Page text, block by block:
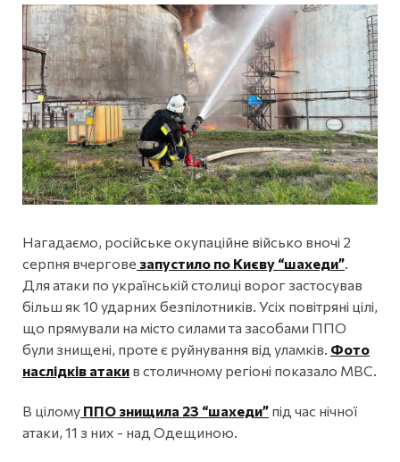
Нагадаємо, російське окупаційне військо вночі 2
серпня вчергове запустило по Києву “шахеди”.
Для атаки по українській столиці ворог застосував
більш як 10 ударних безпілотників. Усіх повітряні цілі,
що прямували на місто силами та засобами ППО
були знищені, проте є руйнування від уламків. Фото
наслідків атаки в столичному регіоні показало МВС.
В цілому ППО знищила 23 “шахеди” під час нічної
атаки, 11 з них - над Одещиною.